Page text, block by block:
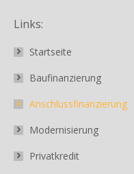
Links:
Startseite
Baufinanzierung
Anschlussfinanzierung
Modernisierung
Privatkredit